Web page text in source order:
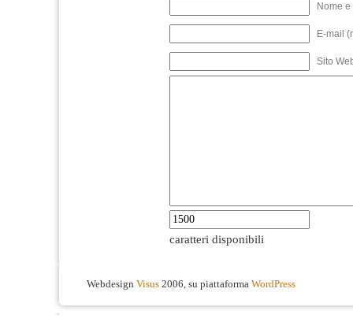
Nome
E-mail
Sito
caratteri disponibili
Webdesign Visus 2006, su piattaforma WordPress